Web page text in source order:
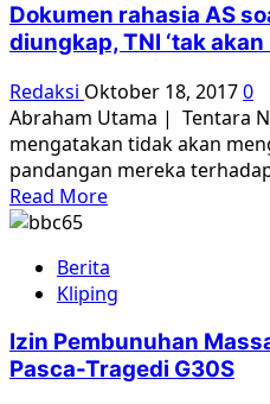
Ungkap
Upaya
Sukarno
dan
PKI
Dokumen rahasia AS
diungkap, TNI ‘tak akan
Redaksi Oktober 18, 20170
Abraham Utama | Tentara
mengatakan tidak akan
pandangan mereka
Read MoreRead
Dokumen
rahasia
soal
Peristiwa
Berita
Kliping
Izin Pembunuhan
Pasca-Tragedi G30S